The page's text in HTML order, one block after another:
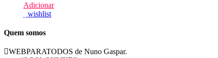
Adicionar
wishlist
Quem somos
WEBPARATODOS de Nuno Gaspar.